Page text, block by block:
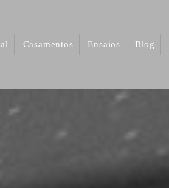
Casamentos Ensaios Blog